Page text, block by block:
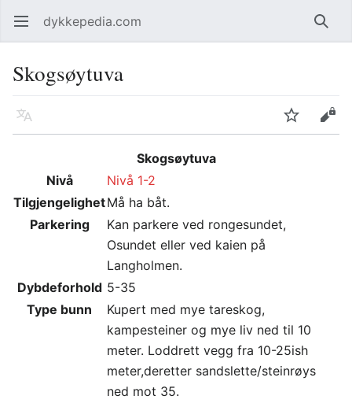
Åpne hovedmenyen dykkepedia.com Søk
Skogsøytuva
Språk Overvåk Rediger
Skogsøytuva
Nivå
Nivå 1-2
TilgjengelighetMå ha båt.
Parkering
Kan parkere ved rongesundet,
Osundet eller ved kaien på
Langholmen.
Dybdeforhold 5-35
Type bunn
Kupert med mye tareskog,
kampesteiner og mye liv ned til 10
meter. Loddrett vegg fra 10-25ish
meter,deretter sandslette/steinrøys
ned mot 35.